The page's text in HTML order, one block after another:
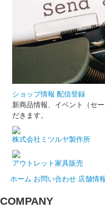
ショップ情報 配信登録
新商品情報、イベント（セ
だきます。
株式会社ミツルヤ製作所
アウトレット家具販売
ホーム お問い合わせ 店舗情
COMPANY